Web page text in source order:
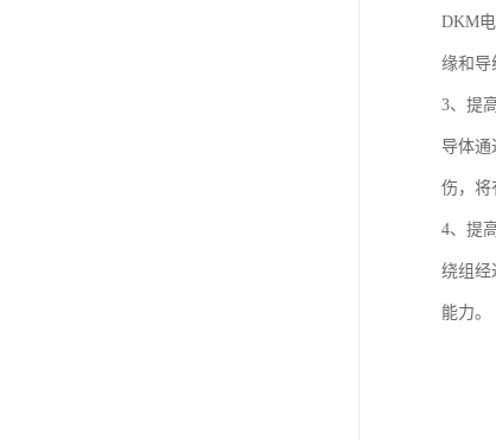
DKM
缘和导
3、提
导体通
伤，将
4、提
绕组经
能力。